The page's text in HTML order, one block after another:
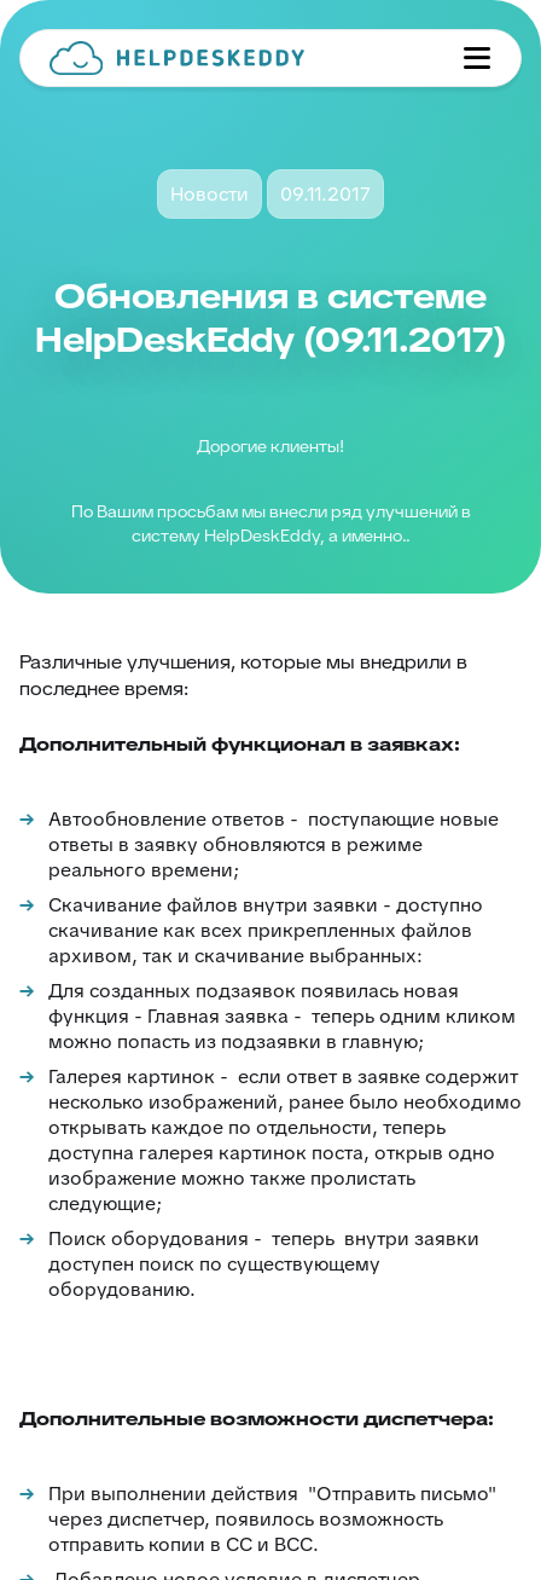
Новости 09.11.2017
Обновления в системе
HelpDeskEddy (09.11.2017)
Дорогие клиенты!
По Вашим просьбам мы внесли ряд улучшений в
систему HelpDeskEddy, а именно..
Различные улучшения, которые мы внедрили в
последнее время:
Дополнительный функционал в заявках:
Автообновление ответов - поступающие новые
ответы в заявку обновляются в режиме
реального времени;
Скачивание файлов внутри заявки - доступно
скачивание как всех прикрепленных файлов
архивом, так и скачивание выбранных:
Для созданных подзаявок появилась новая
функция - Главная заявка - теперь одним кликом
можно попасть из подзаявки в главную;
Галерея картинок - если ответ в заявке содержит
несколько изображений, ранее было необходимо
открывать каждое по отдельности, теперь
доступна галерея картинок поста, открыв одно
изображение можно также пролистать
следующие;
Поиск оборудования - теперь внутри заявки
доступен поиск по существующему
оборудованию.
Дополнительные возможности диспетчера:
При выполнении действия "Отправить письмо"
через диспетчер, появилось возможность
отправить копии в СС и BСС.